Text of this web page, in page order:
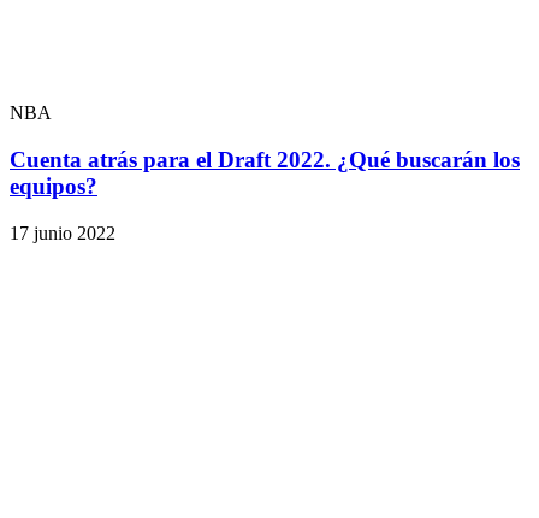
NBA
Cuenta atrás para el Draft 2022. ¿Qué buscarán los
equipos?
17 junio 2022